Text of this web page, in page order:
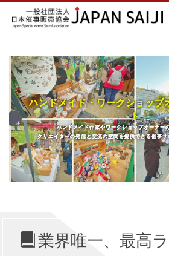
キッチンカーレンタル
キッチンカー、フードトラックのレンタルサポートを行
で、催事出店時のレンタル手配やプロモーション利用
い。
キッチンカーレンタル
キッチンカー、フードトラックのレンタルサポートを行
で、催事出店時のレンタル手配やプロモーション利用
い。
キッチンカーレンタル
キッチンカー、フードトラックのレンタルサポートを行
で、催事出店時のレンタル手配やプロモーション利用
い。
キッチンカーレンタル
キッチンカー、フードトラックのレンタルサポートを行
で、催事出店時のレンタル手配やプロモーション利用
い。
キッチンカーレンタル
キッチンカー、フードトラックのレンタルサポートを行
で、催事出店時のレンタル手配やプロモーション利用
い。
キッチンカーレンタル
キッチンカー、フードトラックのレンタルサポートを行
で、催事出店時のレンタル手配やプロモーション利用
い。
業界唯一、最高